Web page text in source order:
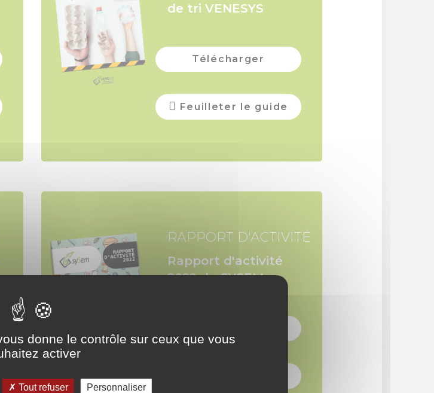
de tri VENESYS
Feuilleter le guide
Télécharger
RAPPORT D'ACTIVITÉ
Rapport d'activité
2022 du SYSEM
donne le contrôle sur ceux que vous
activer
Tout refuser Personnaliser